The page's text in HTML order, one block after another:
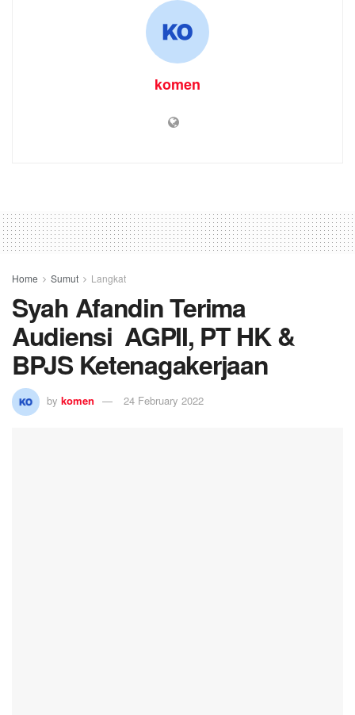
komen
Home Sumut Langkat
Syah Afandin Terima
Audiensi AGPII, PT HK &
BPJS Ketenagakerjaan
by komen 24 February 2022